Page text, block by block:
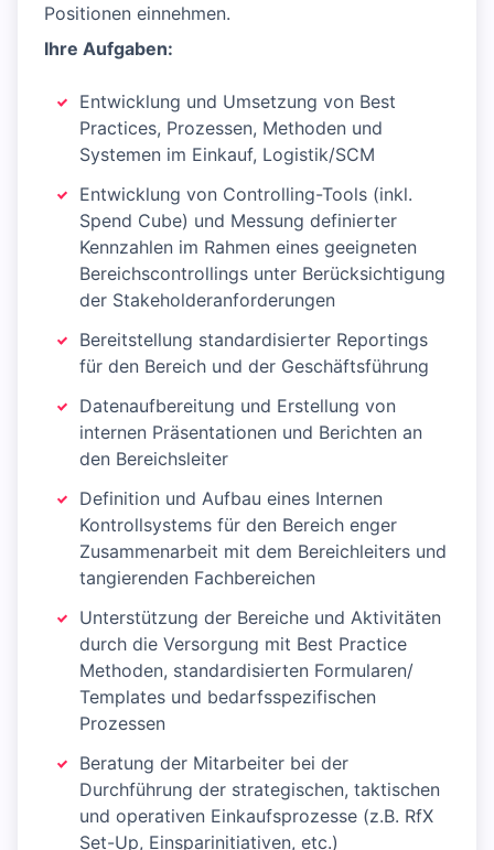
Positionen einnehmen.
Ihre Aufgaben:
Entwicklung und Umsetzung von Best
Practices, Prozessen, Methoden und
Systemen im Einkauf, Logistik/SCM
Entwicklung von Controlling-Tools (inkl.
Spend Cube) und Messung definierter
Kennzahlen im Rahmen eines geeigneten
Bereichscontrollings unter Berücksichtigung
der Stakeholderanforderungen
Bereitstellung standardisierter Reportings
für den Bereich und der Geschäftsführung
Datenaufbereitung und Erstellung von
internen Präsentationen und Berichten an
den Bereichsleiter
Definition und Aufbau eines Internen
Kontrollsystems für den Bereich enger
Zusammenarbeit mit dem Bereichleiters und
tangierenden Fachbereichen
Unterstützung der Bereiche und Aktivitäten
durch die Versorgung mit Best Practice
Methoden, standardisierten Formularen/
Templates und bedarfsspezifischen
Prozessen
Beratung der Mitarbeiter bei der
Durchführung der strategischen, taktischen
und operativen Einkaufsprozesse (z.B. RfX
Set-Up, Einsparinitiativen, etc.)